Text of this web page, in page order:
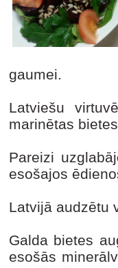
gaumei.
Latviešu
marinētas
Pareizi
esošajos
Latvijā audzētu
Galda bietes
esošās